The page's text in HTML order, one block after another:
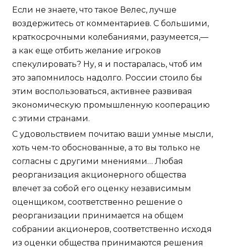
Если не знаете, что такое Велес, лучше
воздержитесь от комментариев. С большими,
краткосрочными колебаниями, разумеется,—
а как еще отбить желание игроков
спекулировать? Ну, я и постаралась, чтоб им
это запомнилось надолго. России стоило бы
этим воспользоваться, активнее развивая
экономическую промышленную кооперацию
с этими странами.
С удовольствием почитаю ваши умные мысли,
хоть чем-то обоснованные, а то вы только не
согласны с другими мнениями… Любая
реорганизация акционерного общества
влечет за собой его оценку независимым
оценщиком, соответственно решение о
реорганизации принимается на общем
собрании акционеров, соответственно исходя
из оценки общества принимаются решения